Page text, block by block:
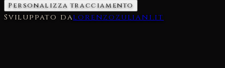
Personalizza tracciamento
Sviluppato dalorenzozuliani.it